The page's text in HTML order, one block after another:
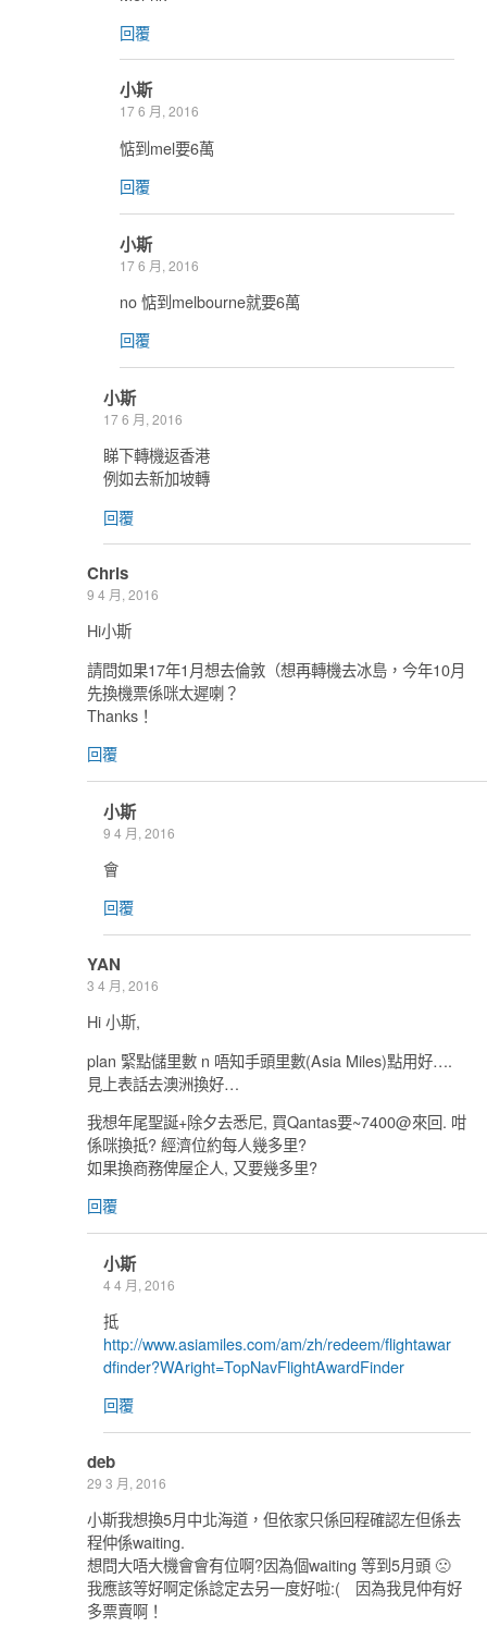
回覆
小斯
17 6 月, 2016
惦到mel要6萬
回覆
小斯
17 6 月, 2016
no 惦到melbourne就要6萬
回覆
小斯
17 6 月, 2016
睇下轉機返香港
例如去新加坡轉
回覆
Chris
9 4 月, 2016
Hi小斯
請問如果17年1月想去倫敦（想再轉機去冰島，今年10月
先換機票係咪太遲喇？
Thanks！
回覆
小斯
9 4 月, 2016
會
回覆
YAN
3 4 月, 2016
Hi 小斯,
plan 緊點儲里數 n 唔知手頭里數(Asia Miles)點用好….
見上表話去澳洲換好…
我想年尾聖誕+除夕去悉尼, 買Qantas要~7400@來回. 咁
係咪換抵? 經濟位約每人幾多里?
如果換商務俾屋企人, 又要幾多里?
回覆
小斯
4 4 月, 2016
抵
http://www.asiamiles.com/am/zh/redeem/flightawar
dfinder?WAright=TopNavFlightAwardFinder
回覆
deb
29 3 月, 2016
小斯我想換5月中北海道，但依家只係回程確認左但係去
程仲係waiting.
想問大唔大機會會有位啊?因為個waiting 等到5月頭 🙁
我應該等好啊定係諗定去另一度好啦:( 因為我見仲有好
多票賣啊！